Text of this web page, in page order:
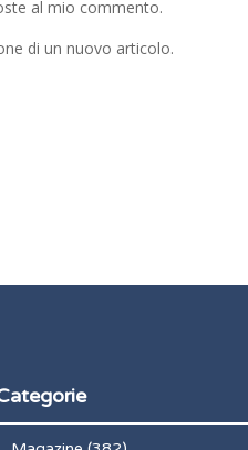
al mio commento.
di un nuovo articolo.